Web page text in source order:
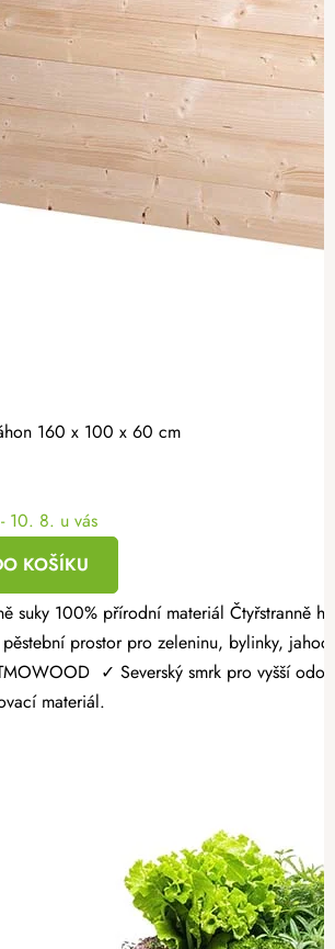
160 x 100 x 60 cm
10. 8. u vás
KOŠÍKU
Dřevěný vyvýšený záhon 160 × 100 × 60
prostor pro zeleninu, bylinky,
✓ Severský smrk pro vyšší
materiál.